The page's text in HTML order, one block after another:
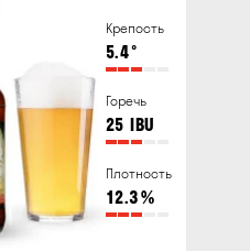
Крепость
5.4°
Горечь
25 IBU
Плотность
12.3%